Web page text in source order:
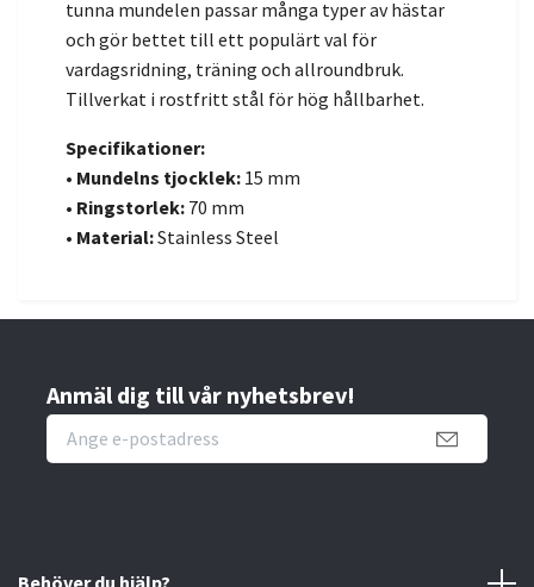
tunna mundelen passar många typer av hästar
och gör bettet till ett populärt val för
vardagsridning, träning och allroundbruk.
Tillverkat i rostfritt stål för hög hållbarhet.
Specifikationer:
• Mundelns tjocklek: 15 mm
• Ringstorlek: 70 mm
• Material:Stainless Steel
Anmäl dig till vår nyhetsbrev!